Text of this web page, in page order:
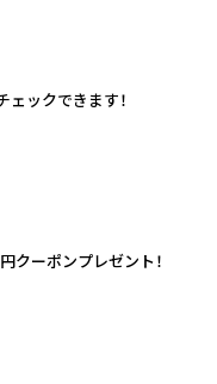
ェックできます！
クーポンプレゼント！